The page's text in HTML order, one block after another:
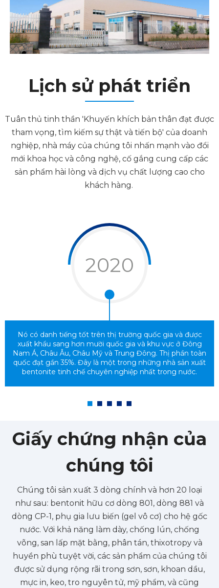
Lịch sử phát triển
Tuân thủ tinh thần 'Khuyến khích bản thân đạt được
tham vọng, tìm kiếm sự thật và tiến bộ' của doanh
nghiệp, nhà máy của chúng tôi nhấn mạnh vào đổi
mới khoa học và công nghệ, cố gắng cung cấp các
sản phẩm hài lòng và dịch vụ chất lượng cao cho
khách hàng. ​​​​​
2020
Nó có danh tiếng tốt trên thị trường quốc gia và được
xuất khẩu sang hơn mười quốc gia và khu vực ở Đông
Nam Á, Châu Âu, Châu Mỹ và Trung Đông. Thị phần toàn
quốc đạt gần 35%. Đây là một trong những nhà sản xuất
bentonite tinh chế chuyên nghiệp nhất trong nước.
Giấy chứng nhận của
chúng tôi
Chúng tôi sản xuất 3 dòng chính và hơn 20 loại
như sau: bentonit hữu cơ dòng 801, dòng 881 và
dòng CP-1, phụ gia lưu biến (gel vô cơ) cho hệ gốc
nước. Với khả năng làm dày, chống lún, chống
võng, san lấp mặt bằng, phân tán, thixotropy và
huyền phù tuyệt vời, các sản phẩm của chúng tôi
được sử dụng rộng rãi trong sơn, sơn, khoan dầu,
mực in, keo, tro nguyên tử, mỹ phẩm, và cũng